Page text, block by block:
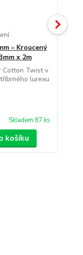
– Kroucený
x 2m
Cotton Twist v
lurexu
Skladem 87 ks
košíku